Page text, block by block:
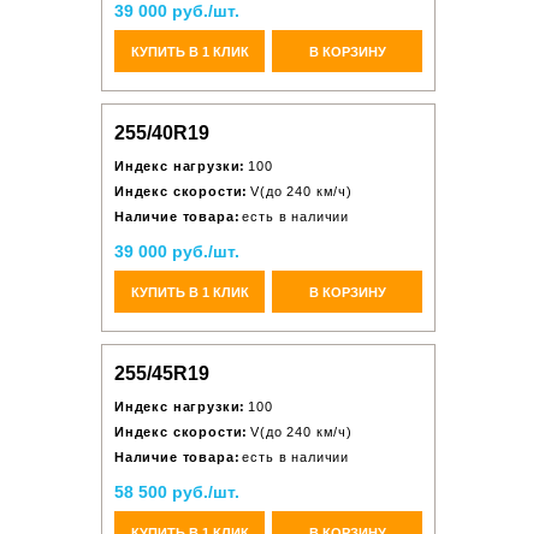
39 000 руб./шт.
КУПИТЬ В 1 КЛИК В КОРЗИНУ
255/40R19
Индекс нагрузки: 100
Индекс скорости: V(до 240 км/ч)
Наличие товара: есть в наличии
39 000 руб./шт.
КУПИТЬ В 1 КЛИК В КОРЗИНУ
255/45R19
Индекс нагрузки: 100
Индекс скорости: V(до 240 км/ч)
Наличие товара: есть в наличии
58 500 руб./шт.